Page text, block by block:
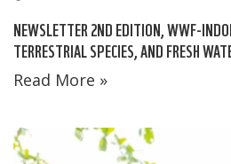
NEWSLETTER 2ND EDITION, WWF-
TERRESTRIAL SPECIES, AND FRESH
Read More »